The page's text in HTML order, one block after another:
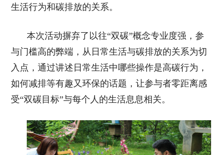
生活行为和碳排放的关系。
本次活动摒弃了以往“双碳”概念专业度强，参
与门槛高的弊端，从日常生活与碳排放的关系为切
入点，通过讲述日常生活中哪些操作是高碳行为，
如何减排等有趣又环保的话题，让参与者零距离感
受“双碳目标”与每个人的生活息息相关。